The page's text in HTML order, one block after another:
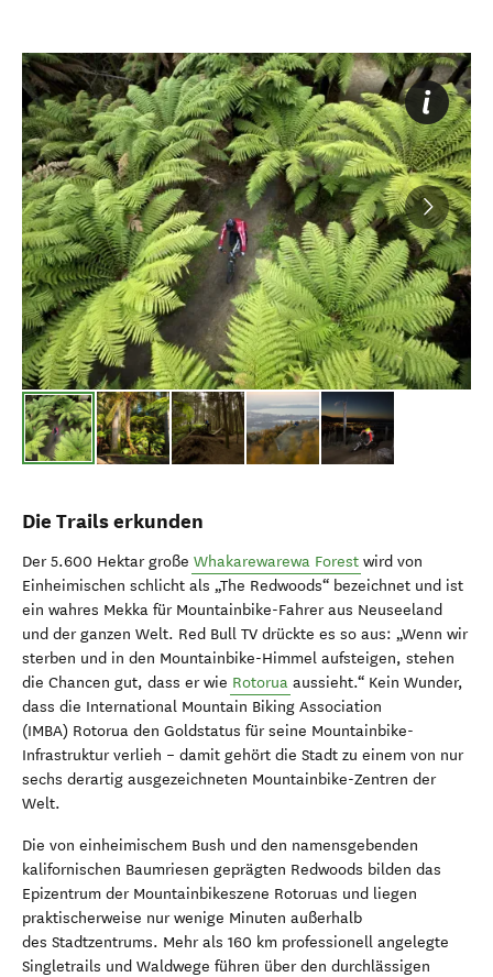
Die Trails erkunden
Der 5.600 Hektar große Whakarewarewa Forest wird von
Einheimischen schlicht als „The Redwoods“ bezeichnet und ist
ein wahres Mekka für Mountainbike-Fahrer aus Neuseeland
und der ganzen Welt. Red Bull TV drückte es so aus: „Wenn wir
sterben und in den Mountainbike-Himmel aufsteigen, stehen
die Chancen gut, dass er wie Rotorua aussieht.“ Kein Wunder,
dass die International Mountain Biking Association
(IMBA) Rotorua den Goldstatus für seine Mountainbike-
Infrastruktur verlieh – damit gehört die Stadt zu einem von nur
sechs derartig ausgezeichneten Mountainbike-Zentren der
Welt.
Die von einheimischem Bush und den namensgebenden
kalifornischen Baumriesen geprägten Redwoods bilden das
Epizentrum der Mountainbikeszene Rotoruas und liegen
praktischerweise nur wenige Minuten außerhalb
des Stadtzentrums. Mehr als 160 km professionell angelegte
Singletrails und Waldwege führen über den durchlässigen